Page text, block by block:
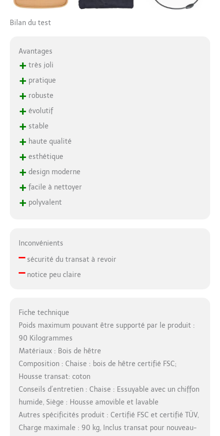
Bilan du test
Avantages
+ très joli
+ pratique
+ robuste
+ évolutif
+ stable
+ haute qualité
+ esthétique
+ design moderne
+ facile à nettoyer
+ polyvalent
Inconvénients
–sécurité du transat à revoir
–notice peu claire
Fiche technique
Poids maximum pouvant être supporté par le produit :
90 Kilogrammes
Matériaux : Bois de hêtre
Composition : Chaise : bois de hêtre certifié FSC;
Housse transat: coton
Conseils d’entretien : Chaise : Essuyable avec un chiffon
humide, Siège : Housse amovible et lavable
Autres spécificités produit : Certifié FSC et certifié TÜV,
Charge maximale : 90 kg, Inclus transat pour nouveau-